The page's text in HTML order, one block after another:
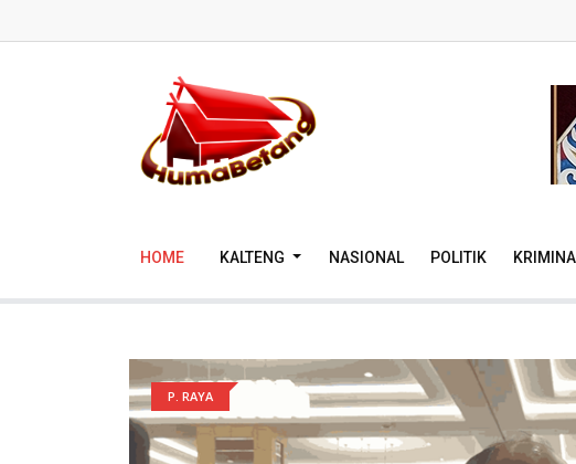
HOME KALTENG NASIONAL POLITIK
P. RAYA